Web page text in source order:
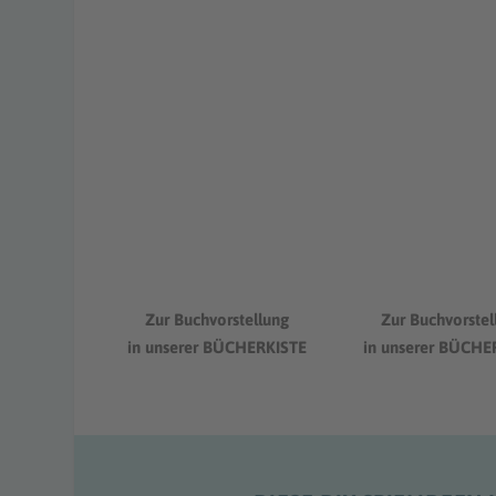
Zur Buchvorstellung
in unserer BÜCHERKISTE
Zur
in unserer